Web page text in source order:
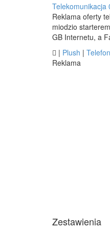
Telekomunikacja
Reklama oferty
miodzio
GB Internetu, a
 | Plush |
Reklama
Zestawienia